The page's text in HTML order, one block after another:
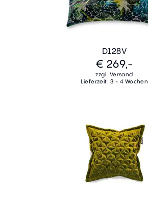
D128V
€ 269,-
zzgl. Versand
Lieferzeit: 3 - 4 Wochen